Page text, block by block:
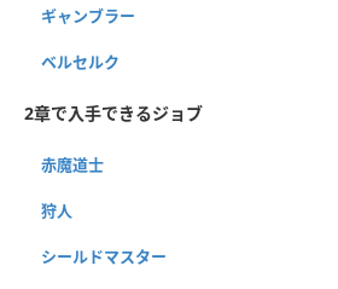
ギャンブラー
ベルセルク
2章で入手できるジョブ
赤魔道士
狩人
シールドマスター